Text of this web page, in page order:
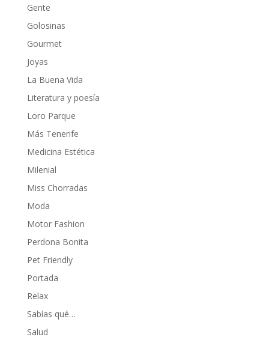
Gente
Golosinas
Gourmet
Joyas
La Buena Vida
Literatura y poesía
Loro Parque
Más Tenerife
Medicina Estética
Milenial
Miss Chorradas
Moda
Motor Fashion
Perdona Bonita
Pet Friendly
Portada
Relax
Sabías qué…
Salud